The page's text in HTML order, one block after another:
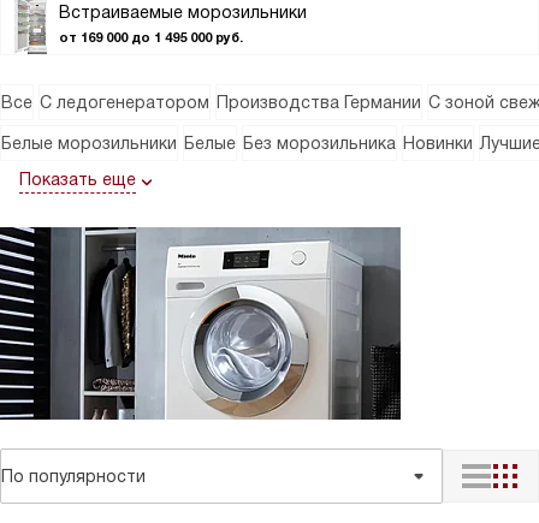
Встраиваемые морозильники
от 169 000 до 1 495 000 руб.
Все С ледогенератором Производства Германии С зоной
Белые морозильники Белые Без морозильника Новинки
Показать еще
По популярности